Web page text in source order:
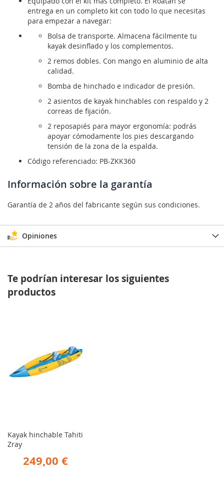
entrega en un completo kit con todo lo que necesitas
para empezar a navegar:
Bolsa de transporte. Almacena fácilmente tu
kayak desinflado y los complementos.
2 remos dobles. Con mango en aluminio de alta
calidad.
Bomba de hinchado e indicador de presión.
2 asientos de kayak hinchables con respaldo y 2
correas de fijación.
2 reposapiés para mayor ergonomía: podrás
apoyar cómodamente los pies descargando
tensión de la zona de la espalda.
Código referenciado: PB-ZKK360
Información sobre la garantía
Garantía de 2 años del fabricante según sus condiciones.
Opiniones
Te podrían interesar los siguientes
productos
Kayak hinchable Tahiti
Zray
249,00 €